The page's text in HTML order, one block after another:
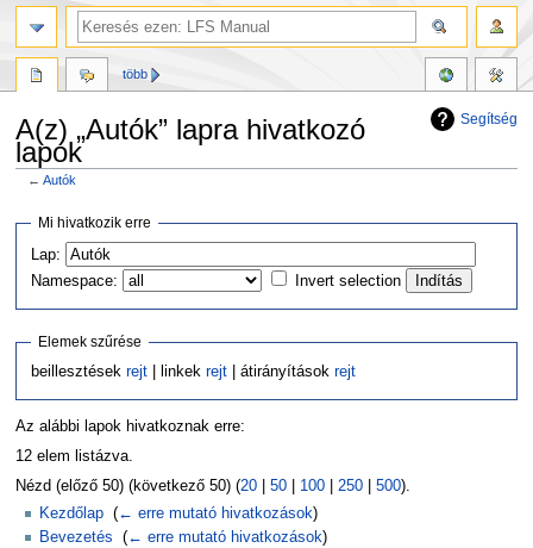
Segítség
A(z) „Autók” lapra hivatkozó
lapok
←Autók
Ugrás
navigációhoz
Ugrás
kereséshez
Mi hivatkozik erre
Lap:
Namespace:
Invert selection
Elemek szűrése
beillesztésekrejt | linkekrejt | átirányításokrejt
Az alábbi lapok hivatkoznak erre:
12 elem listázva.
Nézd (előző 50) (következő 50) (20| 50| 100| 250| 500).
Kezdőlap (← erre mutató hivatkozások)
Bevezetés
(← erre mutató hivatkozások)
több